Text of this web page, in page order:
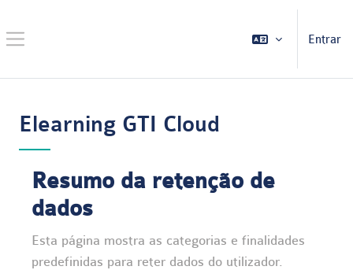
Entrar
Elearning GTI Cloud
Resumo da retenção de
dados
Esta página mostra as categorias e finalidades
predefinidas para reter dados do utilizador.